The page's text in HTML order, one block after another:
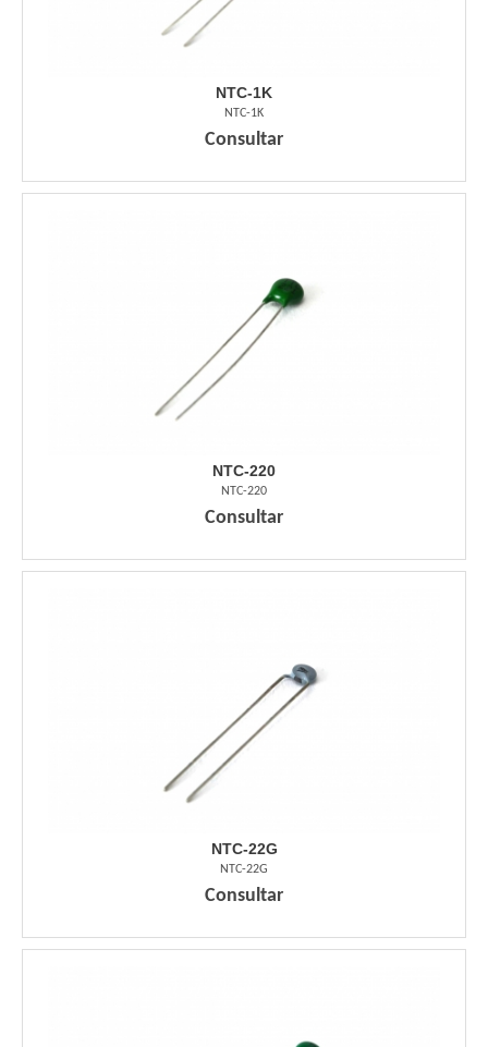
NTC-1K
NTC-1K
Consultar
NTC-220
NTC-220
Consultar
NTC-22G
NTC-22G
Consultar